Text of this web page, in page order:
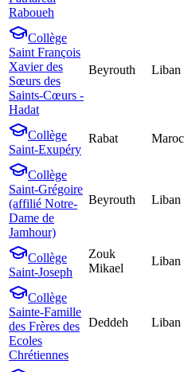
Raboueh
Collège
Saint François
Xavier des
Sœurs des
Saints-Cœurs -
Hadat
Beyrouth Liban
Collège
Saint-Exupéry
Rabat Maroc
Collège
Saint-Grégoire
(affilié Notre-
Dame de
Jamhour)
Beyrouth Liban
Collège
Saint-Joseph
Zouk
Mikael
Liban
Collège
Sainte-Famille
des Frères des
Ecoles
Chrétiennes
Deddeh Liban